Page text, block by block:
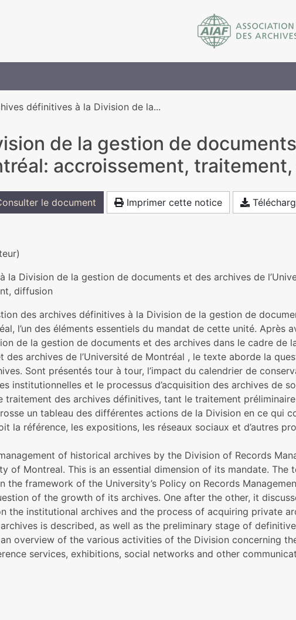
définitives à la Division de la...
de la gestion de
accroissement,
le document Imprimer cette notice
la Division de la gestion de documents et des archives de
diffusion
des archives définitives à la Division de la gestion de
l’un des éléments essentiels du mandat de cette unité. Après
de la gestion de documents et des archives dans le cadre de
des archives de l’Université de Montréal , le texte aborde la
Sont présentés tour à tour, l’impact du calendrier de
institutionnelles et le processus d’acquisition des archives de
traitement des archives définitives, tant le traitement
un tableau des différentes actions de la Division en ce qui
la référence, les expositions, les réseaux sociaux et d’autres
of historical archives by the Division of Records
of Montreal. This is an essential dimension of its mandate. The
the framework of the University’s Policy on Records
of the growth of its archives. One after the other, it
the institutional archives and the process of acquiring private
is described, as well as the preliminary stage of
overview of the various activities of the Division concerning
services, exhibitions, social networks and other